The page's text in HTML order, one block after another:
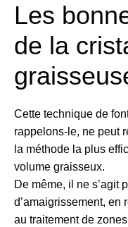
Les
de la
Cette technique de
rappelons-le, ne peut
la méthode la plus
volume graisseux.
De même, il ne s’agit
d’amaigrissement, en
au traitement de